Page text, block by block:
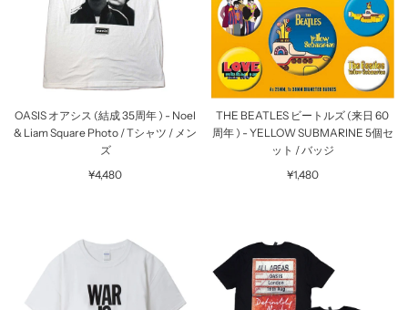
OASIS オアシス (結成 35周年 ) - Noel
& Liam Square Photo / Tシャツ / メン
ズ
¥4,480
THE BEATLES ビートルズ (来日 60
周年 ) - YELLOW SUBMARINE 5個セ
ット / バッジ
¥1,480